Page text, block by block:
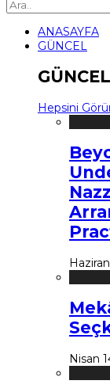
ANASAYFA
GÜNCEL
GÜNCEL
Hepsini
Nisan